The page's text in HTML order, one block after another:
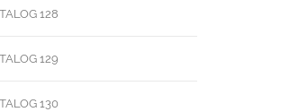
128
129
130